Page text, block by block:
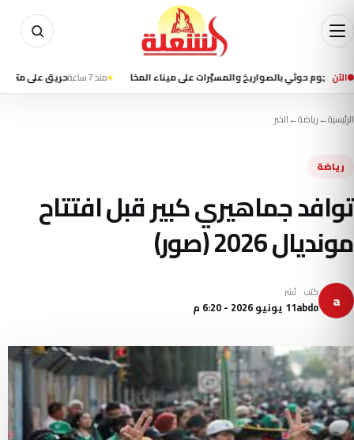
الآن منذ 7 ساعة حريق على متن سفينة قرب مدخل مضيق
الرئيسية←رياضة←الخبر
رياضة
توافد جماهيري كبير قبل افتتاح
مونديال 2026 (صور)
a كتب
abdo
نُشر
11 يونيو 2026 - 6:20 م